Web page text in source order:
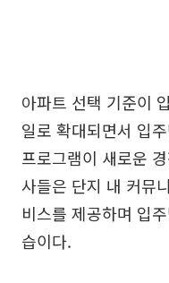
아파트 선택 기준이
일로 확대되면서 입
프로그램이 새로운
사들은 단지 내 커뮤
비스를 제공하며 입
습이다.